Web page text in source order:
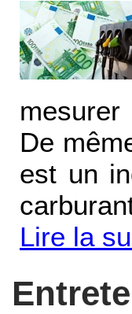
De
est un
Lire la